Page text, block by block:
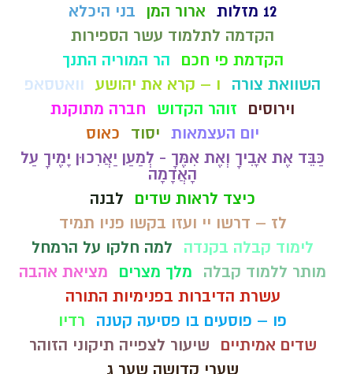
12 מזלות ארור המן
בני היכלא
הקדמה לתלמוד עשר הספירות
הקדמת פי חכם
הר המוריה התנך
השוואת צורה
ו – קרא את יהושע וואטסאפ
וירוסים
זוהר הקדוש
חברה מתוקנת
יום העצמאות יסוד
כאוס
כַּבֵּד אֶת אָבִיךָ וְאֶת אִמֶּךָ - לְמַעַן יַאֲרִכוּן יָמֶיךָ עַל
הָאֲדָמָה
כיצד לראות שדים
לבנה
לז – דרשו יי ועזו בקשו פניו תמיד
לימוד קבלה בקנדה
למה חלקו על הרמחל
מותר ללמוד קבלה
מלך מצרים
מציאת אהבה
עשרת הדיברות בפנימיות התורה
פו – פוסעים בו פסיעה קטנה
רדיו
שדים אמיתיים
שיעור לצפייה תיקוני הזוהר
שערי קדושה שער ג